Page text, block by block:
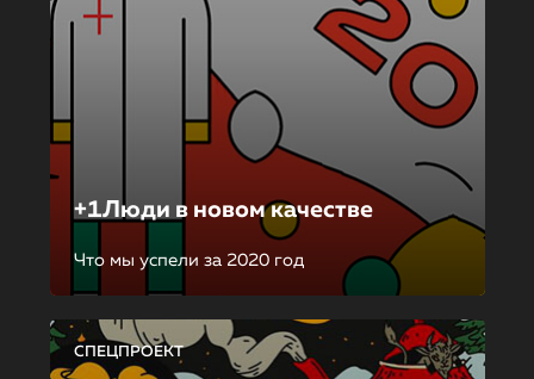
+1Люди в новом качестве
Что мы успели за 2020 год
СПЕЦПРОЕКТ